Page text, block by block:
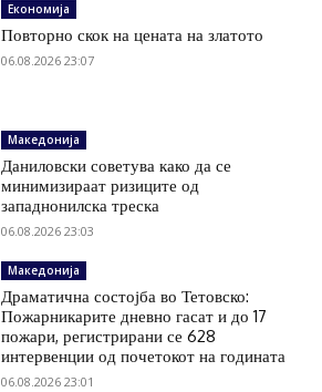
Економија
Повторно скок на цената на златото
06.08.2026 23:07
Македонија
Даниловски советува како да се
минимизираат ризиците од
западнонилска треска
06.08.2026 23:03
Македонија
Драматична состојба во Тетовско:
Пожарникарите дневно гасат и до 17
пожари, регистрирани се 628
интервенции од почетокот на годината
06.08.2026 23:01